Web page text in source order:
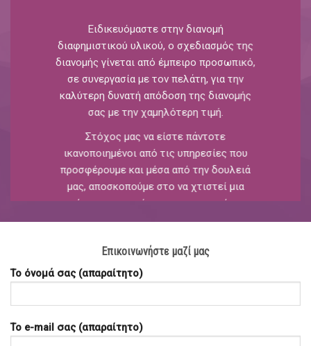
Ειδικευόμαστε στην διανομή
διαφημιστικού υλικού, ο σχεδιασμός της
διανομής γίνεται από έμπειρο προσωπικό,
σε συνεργασία με τον πελάτη, για την
καλύτερη δυνατή απόδοση της διανομής
σας με την χαμηλότερη τιμή.
Στόχος μας να είστε πάντοτε
ικανοποιημένοι από τις υπηρεσίες που
προσφέρουμε και μέσα από την δουλειά
μας, αποσκοπούμε στο να χτιστεί μια
σχέση εμπιστοσύνης και μακροχρόνιας
συνεργασίας.
Το πολυάριθμο και έμπειρο προσωπικό
μας, εγγυάται την σωστή, ασφαλή και
αποτελεσματική διανομή των εντύπων
Επικοινωνήστε μαζί μας
Το όνομά σας (απαραίτητο)
Το e-mail σας (απαραίτητο)